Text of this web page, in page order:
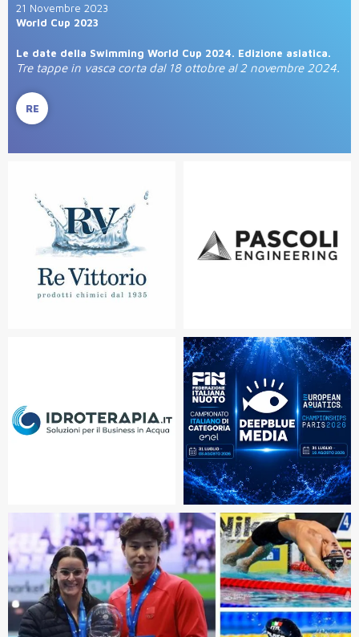
21 Novembre 2023
World Cup 2023
Le date della Swimming World Cup 2024. Edizione asiatica.
Tre tappe in vasca corta dal 18 ottobre al 2 novembre 2024.
RE